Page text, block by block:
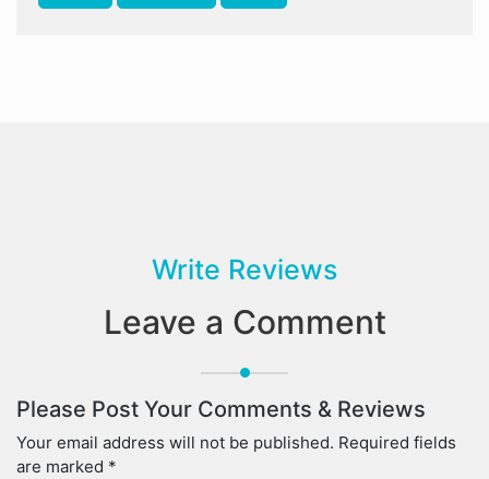
Write Reviews
Leave a Comment
Please Post Your Comments & Reviews
Your email address will not be published. Required fields
are marked *